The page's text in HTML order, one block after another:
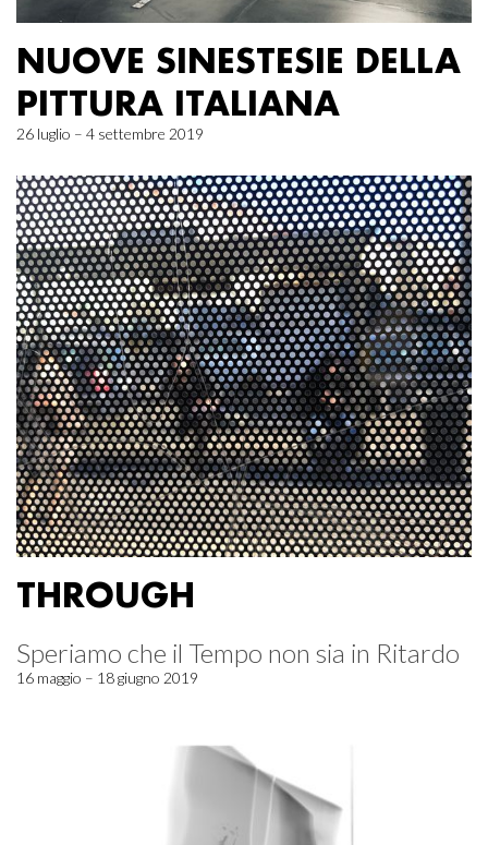
NUOVE SINESTESIE DELLA
PITTURA ITALIANA
26 luglio – 4 settembre 2019
THROUGH
Speriamo che il Tempo non sia in Ritardo
16 maggio – 18 giugno 2019